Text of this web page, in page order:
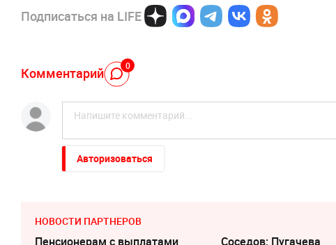
Подписаться на LIFE
Комментарий 0
Авторизоваться
НОВОСТИ ПАРТНЕРОВ
Пенсионерам с выплатами Соседов: Пугачева